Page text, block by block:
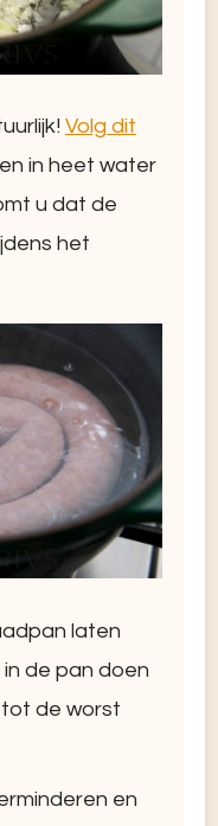
Volg dit
in heet water
u dat de
het
laten
de pan doen
de worst
en